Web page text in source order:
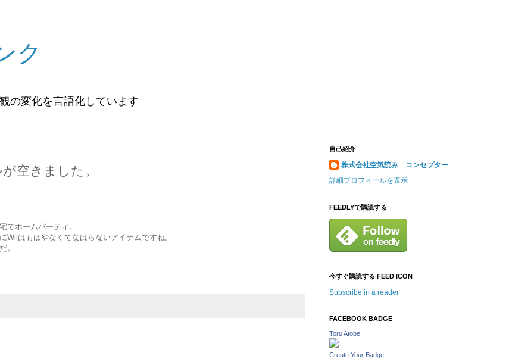
ク
の変化を言語化しています
空きました。
でホームパーティ。
Wiiはもはやなくてなはらないアイテムですね。
。
自己紹介
株式会社空気読み コンセプター
詳細プロフィールを表示
FEEDLYで購読する
今すぐ購読する FEED ICON
Subscribe in a reader
FACEBOOK BADGE
Toru Atobe
Create Your Badge